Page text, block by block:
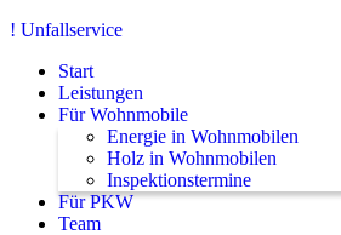
! Unfallservice
Start
Leistungen
Für Wohnmobile
Energie in Wohnmobilen
Holz in Wohnmobilen
Inspektionstermine
Für PKW
Team